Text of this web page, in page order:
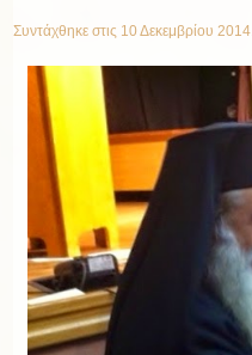
Συντάχθηκε στις 10 Δεκεμβρίου 2014.